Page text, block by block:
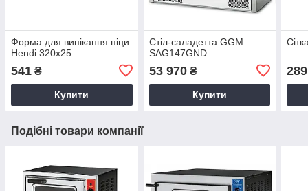
Форма для випікання піци
Hendi 320x25
541 ₴
Купити
Стіл-саладетта GGM
SAG147GND
53 970₴
Купити
289
Подібні товари компанії